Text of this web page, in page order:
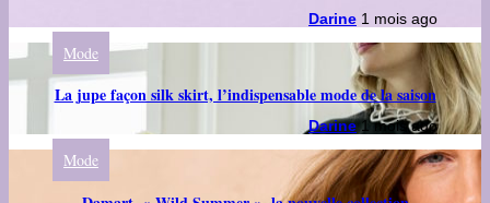
Darine 1 mois ago
Mode
La jupe façon silk skirt, l’indispensable mode de la saison
Darine 1 mois ago
Mode